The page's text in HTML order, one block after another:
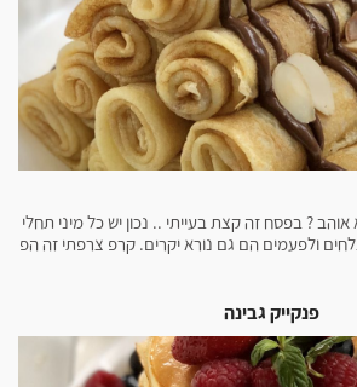
? בפסח זה קצת בעייתי .. נכון יש כל מיני תחלי
ולפעמים הם גם נורא יקרים. קרפ צרפתי זה הפ
פנקייק גבינה